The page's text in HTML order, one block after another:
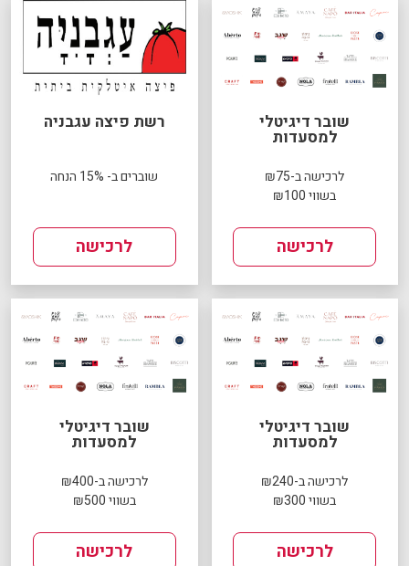
שובר דיגיטלי
למסעדות
לרכישה ב-₪75
בשווי ₪100
לרכישה
רשת פיצה עגבניה
שוברים ב- 15% הנחה
לרכישה
שובר דיגיטלי
למסעדות
לרכישה ב-₪240
בשווי ₪300
לרכישה
שובר דיגיטלי
למסעדות
לרכישה ב-₪400
בשווי ₪500
לרכישה